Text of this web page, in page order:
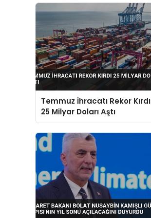
Temmuz İhracatı Rekor Kırdı
25 Milyar Doları Aştı